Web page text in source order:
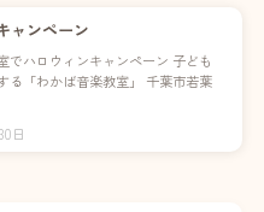
ャンペーン
でハロウィンキャンペーン 子ども
る「わかば音楽教室」 千葉市若葉
日